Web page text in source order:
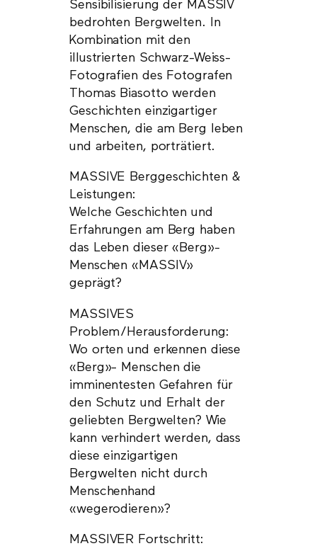
Sensibilisierung der MASSIV
bedrohten Bergwelten. In
Kombination mit den
illustrierten Schwarz-Weiss-
Fotografien des Fotografen
Thomas Biasotto werden
Geschichten einzigartiger
Menschen, die am Berg leben
und arbeiten, porträtiert.
MASSIVE Berggeschichten &
Leistungen:
Welche Geschichten und
Erfahrungen am Berg haben
das Leben dieser «Berg»-
Menschen «MASSIV»
geprägt?
MASSIVES
Problem/Herausforderung:
Wo orten und erkennen diese
«Berg»- Menschen die
imminentesten Gefahren für
den Schutz und Erhalt der
geliebten Bergwelten? Wie
kann verhindert werden, dass
diese einzigartigen
Bergwelten nicht durch
Menschenhand
«wegerodieren»?
MASSIVER Fortschritt: